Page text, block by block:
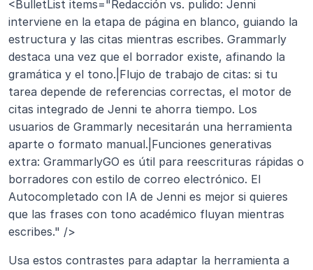
<BulletList items="Redacción vs. pulido: Jenni
interviene en la etapa de página en blanco, guiando la
estructura y las citas mientras escribes. Grammarly
destaca una vez que el borrador existe, afinando la
gramática y el tono.|Flujo de trabajo de citas: si tu
tarea depende de referencias correctas, el motor de
citas integrado de Jenni te ahorra tiempo. Los
usuarios de Grammarly necesitarán una herramienta
aparte o formato manual.|Funciones generativas
extra: GrammarlyGO es útil para reescrituras rápidas o
borradores con estilo de correo electrónico. El
Autocompletado con IA de Jenni es mejor si quieres
que las frases con tono académico fluyan mientras
escribes." />
Usa estos contrastes para adaptar la herramienta a